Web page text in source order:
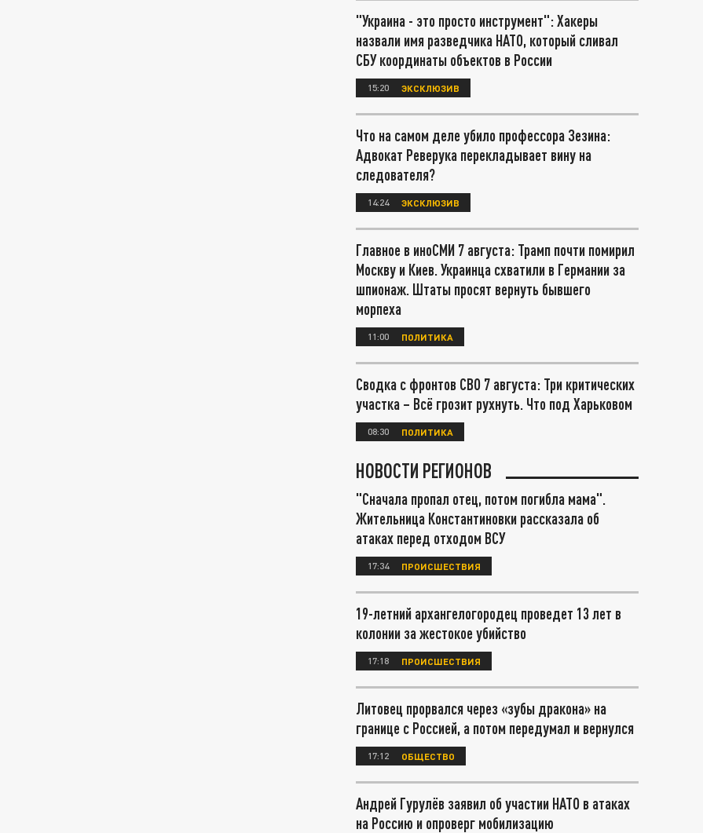
"Украина - это просто инструмент": Хакеры
назвали имя разведчика НАТО, который сливал
СБУ координаты объектов в России
15:20 ЭКСКЛЮЗИВ
Что на самом деле убило профессора Зезина:
Адвокат Реверука перекладывает вину на
следователя?
14:24 ЭКСКЛЮЗИВ
Главное в иноСМИ 7 августа: Трамп почти помирил
Москву и Киев. Украинца схватили в Германии за
шпионаж. Штаты просят вернуть бывшего
морпеха
11:00 ПОЛИТИКА
Сводка с фронтов СВО 7 августа: Три критических
участка – Всё грозит рухнуть. Что под Харьковом
08:30 ПОЛИТИКА
НОВОСТИ РЕГИОНОВ
"Сначала пропал отец, потом погибла мама".
Жительница Константиновки рассказала об
атаках перед отходом ВСУ
17:34 ПРОИСШЕСТВИЯ
19-летний архангелогородец проведет 13 лет в
колонии за жестокое убийство
17:18 ПРОИСШЕСТВИЯ
Литовец прорвался через «зубы дракона» на
границе с Россией, а потом передумал и вернулся
17:12 ОБЩЕСТВО
Андрей Гурулёв заявил об участии НАТО в атаках
на Россию и опроверг мобилизацию